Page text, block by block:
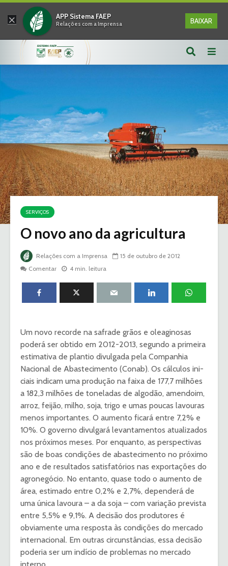
× APP Sistema FAEP
Relações com a Imprensa BAIXAR
SERVIÇOS
O novo ano da agricultura
Relações com a Imprensa
15 de outubro de 2012
Comentar
4 min. leitura
Um novo recorde na safrade grãos e oleagino­sas
poderá ser obtido em 2012-2013, se­gundo a primeira
estimativa de plantio divulgada pela Companhia
Nacional de Abastecimen­to (Conab). Os cálculos ini­
ciais indicam uma produção na faixa de 177,7 milhões
a 182,3 milhões de toneladas de algo­dão, amendoim,
arroz, feijão, milho, soja, trigo e umas pou­cas lavouras
menos importan­tes. O aumento ficará entre 7,2% e
10%. O governo divulga­rá levantamentos atualizados
nos próximos meses. Por en­quanto, as perspectivas
são de boas condições de abasteci­mento no próximo
ano e de re­sultados satisfatórios nas ex­portações do
agronegócio. No entanto, quase todo o aumen­to de
área, estimado entre 0,2% e 2,7%, dependerá de
uma única lavoura – a da soja – com variação prevista
entre 5,5% e 9,1%. A decisão dos pro­dutores é
obviamente uma res­posta às condições do merca­do
internacional. Em outras circunstâncias, essa decisão
po­deria ser um indício de proble­mas no mercado